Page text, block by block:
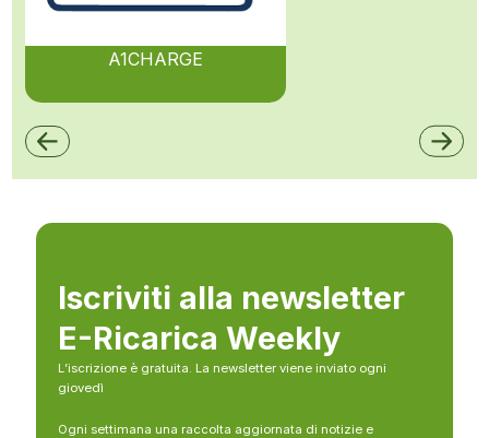
A1CHARGE
Iscriviti alla newsletter
E-Ricarica Weekly
L’iscrizione è gratuita. La newsletter viene inviato ogni
giovedì
Ogni settimana una raccolta aggiornata di notizie e